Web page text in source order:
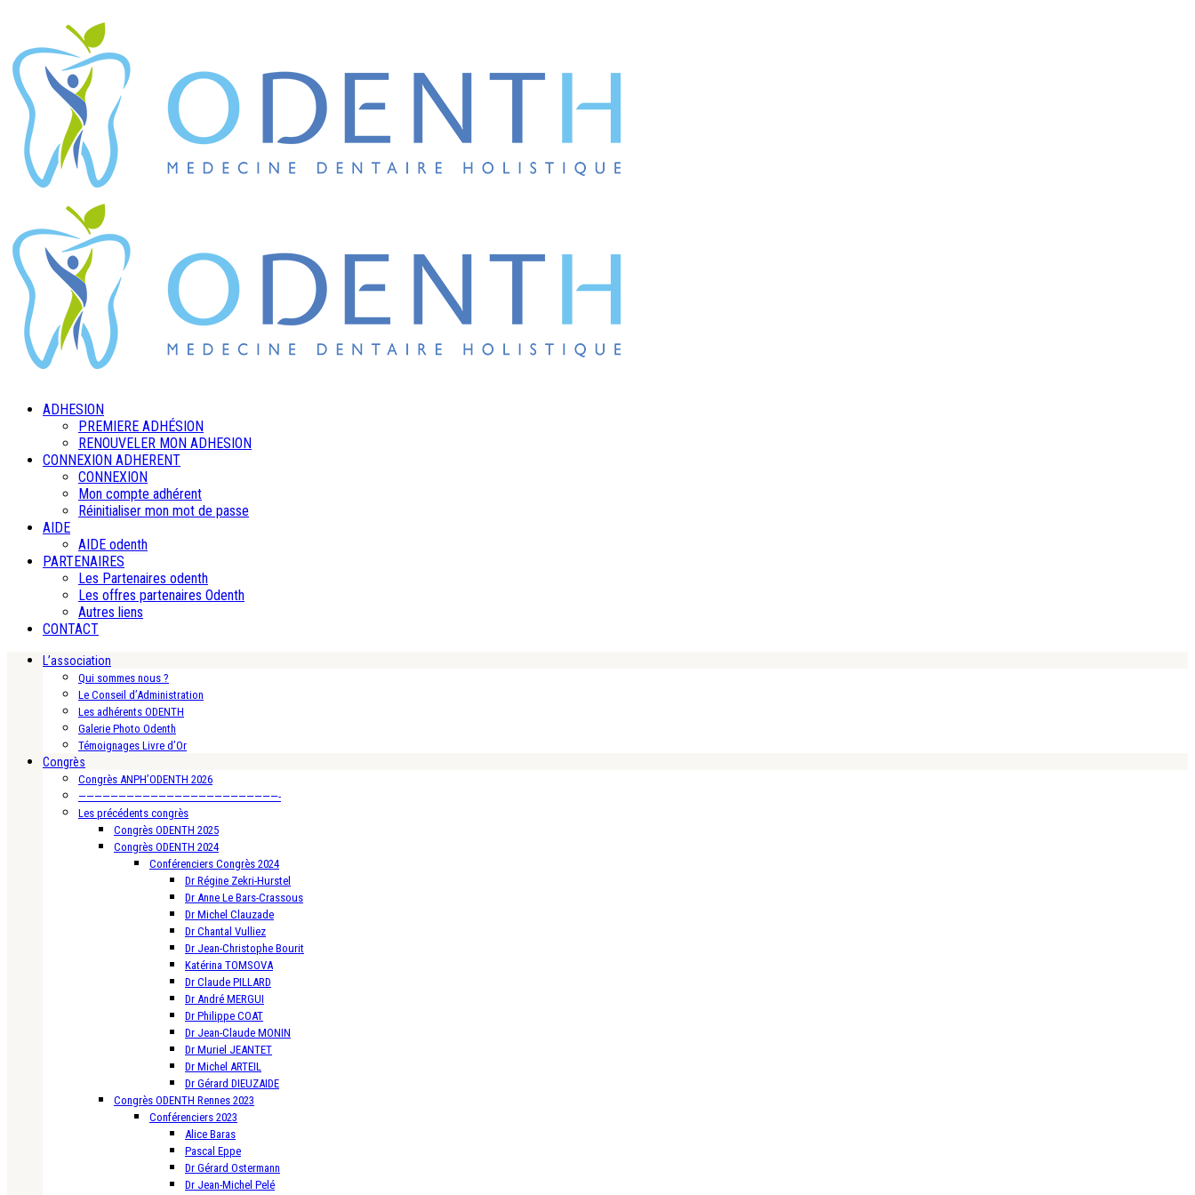
ADHESION
PREMIERE ADHÉSION
RENOUVELER MON ADHESION
CONNEXION ADHERENT
CONNEXION
Mon compte adhérent
Réinitialiser mon mot de passe
AIDE
AIDE odenth
PARTENAIRES
Les Partenaires odenth
Les offres partenaires Odenth
Autres liens
CONTACT
L’association
Qui sommes nous ?
Le Conseil d’Administration
Les adhérents ODENTH
Galerie Photo Odenth
Témoignages Livre d’Or
Congrès
Congrès ANPH’ODENTH 2026
—————————————————————————-
Les précédents congrès
Congrès ODENTH 2025
Congrès ODENTH 2024
Conférenciers Congrès 2024
Dr Régine Zekri-Hurstel
Dr Anne Le Bars-Crassous
Dr Michel Clauzade
Dr Chantal Vulliez
Dr Jean-Christophe Bourit
Katérina TOMSOVA
Dr Claude PILLARD
Dr André MERGUI
Dr Philippe COAT
Dr Jean-Claude MONIN
Dr Muriel JEANTET
Dr Michel ARTEIL
Dr Gérard DIEUZAIDE
Congrès ODENTH Rennes 2023
Conférenciers 2023
Alice Baras
Pascal Eppe
Dr Gérard Ostermann
Dr Jean-Michel Pelé